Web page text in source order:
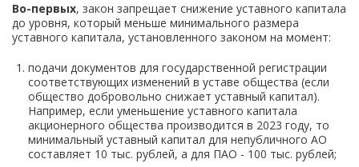
Во-первых, закон запрещает снижение уставного капитала
до уровня, который меньше минимального размера
уставного капитала, установленного законом на момент:
подачи документов для государственной регистрации
соответствующих изменений в уставе общества (если
общество добровольно снижает уставный капитал).
Например, если уменьшение уставного капитала
акционерного общества производится в 2023 году, то
минимальный уставный капитал для непубличного АО
составляет 10 тыс. рублей, а для ПАО - 100 тыс. рублей;